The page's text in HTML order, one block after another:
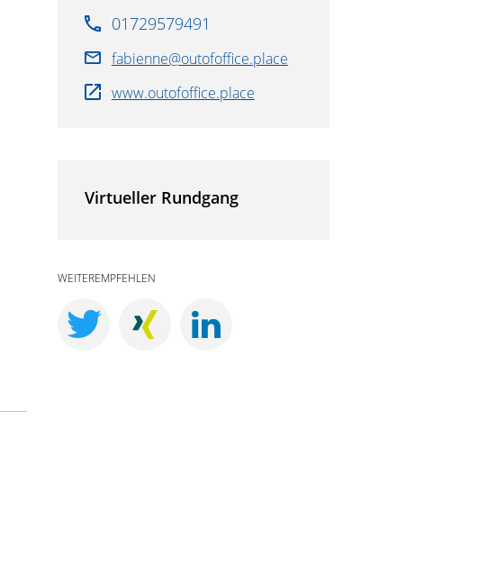
01729579491
fabienne@outofoffice.place
www.outofoffice.place
Virtueller Rundgang
WEITEREMPFEHLEN